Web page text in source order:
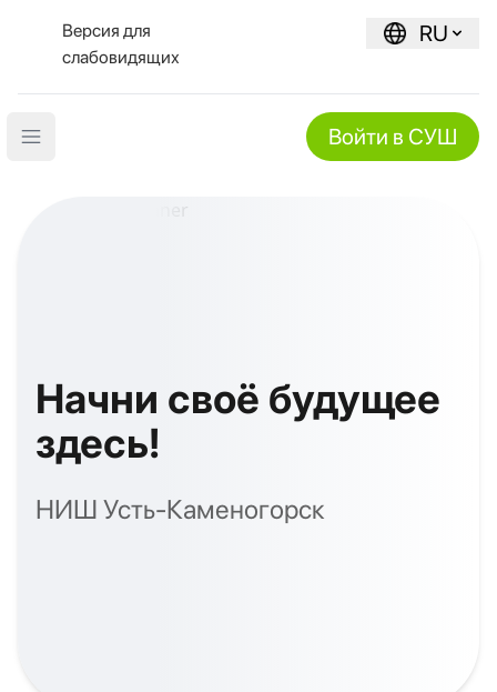
Версия для
слабовидящих
RU
Open main menu Войти в СУШ
Начни своё будущее
здесь!
НИШ Усть-Каменогорск